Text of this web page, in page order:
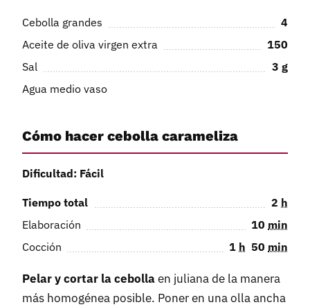
Cebolla grandes
4
Aceite de oliva virgen extra
150
Sal
3 g
Agua medio vaso
Cómo hacer cebolla carameliza
Dificultad: Fácil
Tiempo total 2 h
Elaboración
10 min
Cocción
1 h 50 min
Pelar y cortar la cebollaen juliana de la manera
más homogénea posible. Poner en una olla ancha